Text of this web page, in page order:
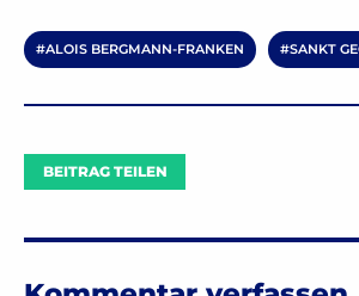
ALOIS BERGMANN-FRANKEN SANKT
BEITRAG TEILEN